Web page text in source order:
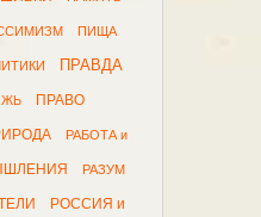
ПИЩА
ПРАВДА
ПРАВО
РАБОТА и
РАЗУМ
РОССИЯ и